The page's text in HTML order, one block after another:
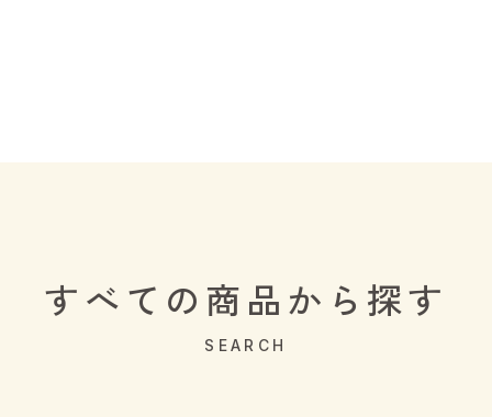
すべての商品から探す
SEARCH